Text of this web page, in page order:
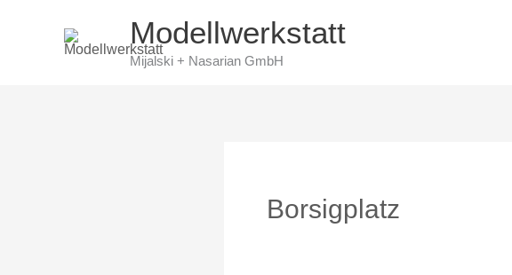
Modellwerkstatt
Mijalski + Nasarian GmbH
Borsigplatz